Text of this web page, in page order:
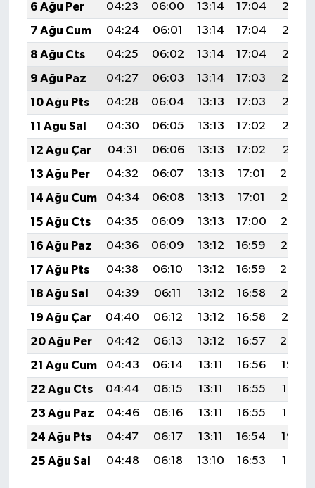
6 Ağu Per
04:23 06:00 13:14 17:04
20:18
7 Ağu Cum
04:24 06:01 13:14 17:04
20:17
8 Ağu Cts
04:25 06:02 13:14 17:04
20:15
9 Ağu Paz
04:27 06:03 13:14 17:03
20:14
10 Ağu Pts
04:28 06:04 13:13 17:03
20:13
11 Ağu Sal
04:30 06:05 13:13 17:02
20:12
12 Ağu Çar
04:31 06:06 13:13 17:02
20:11
13 Ağu Per
04:32 06:07 13:13 17:01
20:09
14 Ağu Cum
04:34 06:08 13:13 17:01
20:08
15 Ağu Cts
04:35 06:09 13:13 17:00
20:07
16 Ağu Paz
04:36 06:09 13:12 16:59
20:05
17 Ağu Pts
04:38 06:10 13:12 16:59
20:04
18 Ağu Sal
04:39 06:11 13:12 16:58
20:03
19 Ağu Çar
04:40 06:12 13:12 16:58
20:01
20 Ağu Per
04:42 06:13 13:12 16:57
20:00
21 Ağu Cum
04:43 06:14 13:11 16:56
19:59
22 Ağu Cts
04:44 06:15 13:11 16:55
19:57
23 Ağu Paz
04:46 06:16 13:11 16:55
19:56
24 Ağu Pts
04:47 06:17 13:11 16:54
19:54
25 Ağu Sal
04:48 06:18 13:10 16:53 19:53